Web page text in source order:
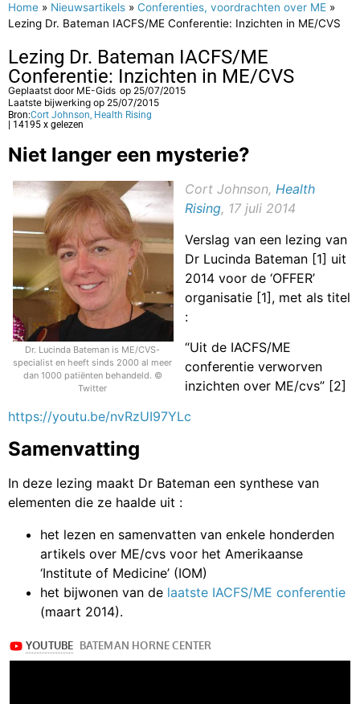
Home » Nieuwsartikels » Conferenties, voordrachten over ME »
Lezing Dr. Bateman IACFS/ME Conferentie: Inzichten in ME/CVS
Lezing Dr. Bateman IACFS/ME
Conferentie: Inzichten in ME/CVS
Geplaatst door ME-Gids op 25/07/2015
Laatste bijwerking op 25/07/2015
Bron:Cort Johnson, Health Rising
| 14195 x gelezen
Niet langer een mysterie?
Dr. Lucinda Bateman is ME/CVS-
specialist en heeft sinds 2000 al meer
dan 1000 patiënten behandeld. ©
Twitter
Cort Johnson, Health
Rising, 17 juli 2014
Verslag van een lezing van
Dr Lucinda Bateman [1] uit
2014 voor de ‘OFFER’
organisatie [1], met als titel
:
“Uit de IACFS/ME
conferentie verworven
inzichten over ME/cvs” [2]
https://youtu.be/nvRzUI97YLc
Samenvatting
In deze lezing maakt Dr Bateman een synthese van
elementen die ze haalde uit :
het lezen en samenvatten van enkele honderden
artikels over ME/cvs voor het Amerikaanse
‘Institute of Medicine’ (IOM)
het bijwonen van de laatste IACFS/ME conferentie
(maart 2014).